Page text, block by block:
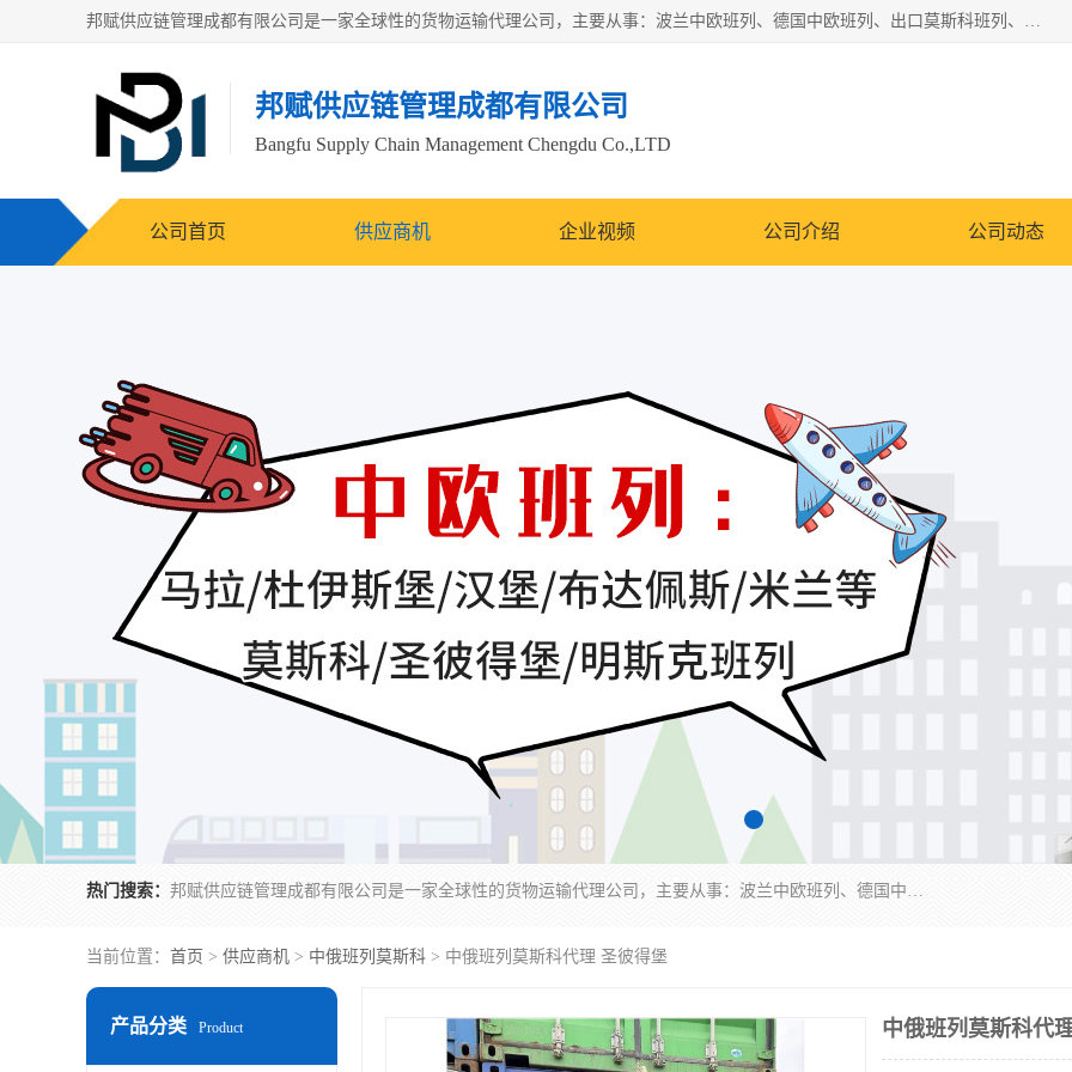
邦赋供应链管理成都有限公司是一家全球性的货物运输代理公司，主要从事：波兰中欧班列、德国中欧班列、出口莫斯科班列、中欧班列进口、蓉欧铁路、成都出口空运等业务，同时亦提供报关、报检、仓储、码头操作等服务。
邦赋供应链管理成都有限公司
Bangfu Supply Chain Management Chengdu Co.,LTD
公司首页 供应商机 企业视频 公司介绍 公司动态
热门搜索： 邦赋供应链管理成都有限公司是一家全球性的货物运输代理公司，主要从事：波兰中欧班列、德国中欧班列、出口莫斯科班列、中欧班列进口、蓉欧铁路、成都出口空运等业务，同时亦提供报关、报检、仓储、码头操作等服务。
当前位置： 首页 > 供应商机 > 中俄班列莫斯科 > 中俄班列莫斯科代理 圣彼得堡
产品分类 Product 中俄班列莫斯科代